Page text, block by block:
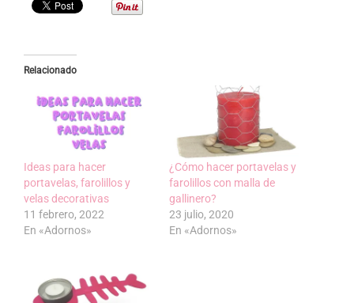
Relacionado
Ideas para hacer
portavelas, farolillos y
velas decorativas
11 febrero, 2022
En «Adornos»
¿Cómo hacer portavelas y
farolillos con malla de
gallinero?
23 julio, 2020
En «Adornos»